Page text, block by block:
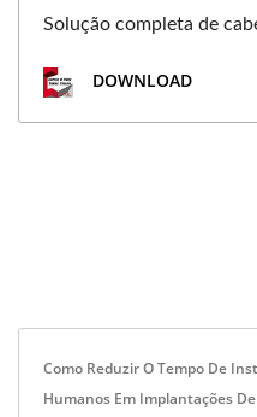
Solução completa de
DOWNLOAD
Como Reduzir O Tempo De
Humanos Em Implantações